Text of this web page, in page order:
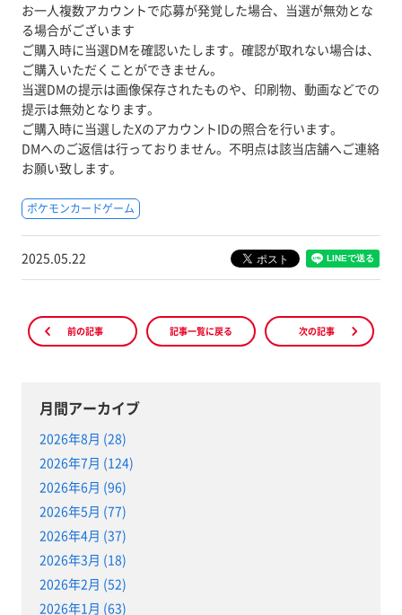
お一人複数アカウントで応募が発覚した場合、当選が無効とな
る場合がございます
ご購入時に当選DMを確認いたします。確認が取れない場合は、
ご購入いただくことができません。
当選DMの提示は画像保存されたものや、印刷物、動画などでの
提示は無効となります。
ご購入時に当選したXのアカウントIDの照合を行います。
DMへのご返信は行っておりません。不明点は該当店舗へご連絡
お願い致します。
ポケモンカードゲーム
2025.05.22
前の記事 記事一覧に戻る 次の記事
月間アーカイブ
2026年8月 (28)
2026年7月 (124)
2026年6月 (96)
2026年5月 (77)
2026年4月 (37)
2026年3月 (18)
2026年2月 (52)
2026年1月 (63)